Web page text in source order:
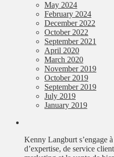
May 2024
February 2024
December 2022
October 2022
September 2021
April 2020
March 2020
November 2019
October 2019
September 2019
July 2019
January 2019
Kenny Langburt s’engage
d’expertise, de service